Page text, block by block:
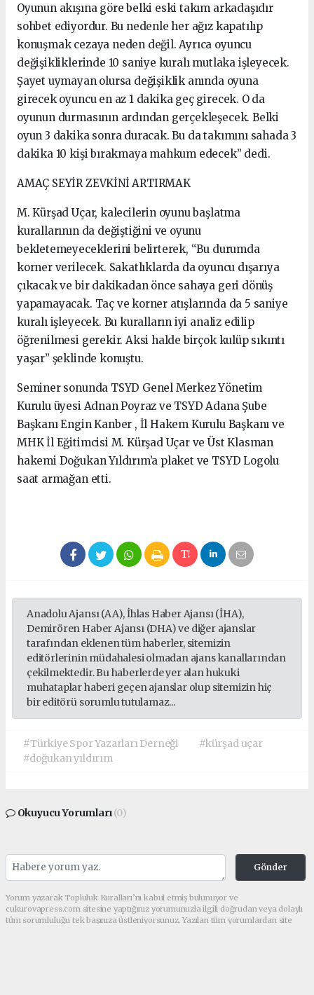
Oyunun akışına göre belki eski takım arkadaşıdır
sohbet ediyordur. Bu nedenle her ağız kapatılıp
konuşmak cezaya neden değil. Ayrıca oyuncu
değişikliklerinde 10 saniye kuralı mutlaka işleyecek.
Şayet uymayan olursa değişiklik anında oyuna
girecek oyuncu en az 1 dakika geç girecek. O da
oyunun durmasının ardından gerçekleşecek. Belki
oyun 3 dakika sonra duracak. Bu da takımını sahada 3
dakika 10 kişi bırakmaya mahkum edecek” dedi.
AMAÇ SEYİR ZEVKİNİ ARTIRMAK
M. Kürşad Uçar, kalecilerin oyunu başlatma
kurallarının da değiştiğini ve oyunu
bekletemeyeceklerini belirterek, “Bu durumda
korner verilecek. Sakatlıklarda da oyuncu dışarıya
çıkacak ve bir dakikadan önce sahaya geri dönüş
yapamayacak. Taç ve korner atışlarında da 5 saniye
kuralı işleyecek. Bu kuralların iyi analiz edilip
öğrenilmesi gerekir. Aksi halde birçok kulüp sıkıntı
yaşar” şeklinde konuştu.
Seminer sonunda TSYD Genel Merkez Yönetim
Kurulu üyesi Adnan Poyraz ve TSYD Adana Şube
Başkanı Engin Kanber , İl Hakem Kurulu Başkanı ve
MHK İl Eğitimcisi M. Kürşad Uçar ve Üst Klasman
hakemi Doğukan Yıldırım’a plaket ve TSYD Logolu
saat armağan etti.
Anadolu Ajansı (AA), İhlas Haber Ajansı (İHA),
Demirören Haber Ajansı (DHA) ve diğer ajanslar
tarafından eklenen tüm haberler, sitemizin
editörlerinin müdahalesi olmadan ajans kanallarından
çekilmektedir. Bu haberlerde yer alan hukuki
muhataplar haberi geçen ajanslar olup sitemizin hiç
bir editörü sorumlu tutulamaz...
#Türkiye Spor Yazarları Derneği
#kürşad uçar
#doğukan yıldırım
Okuyucu Yorumları(0)
Gönder
Yorum yazarak Topluluk Kuralları’nı kabul etmiş bulunuyor ve
cukurovapress.com sitesine yaptığınız yorumunuzla ilgili doğrudan veya dolaylı
tüm sorumluluğu tek başınıza üstleniyorsunuz. Yazılan tüm yorumlardan site